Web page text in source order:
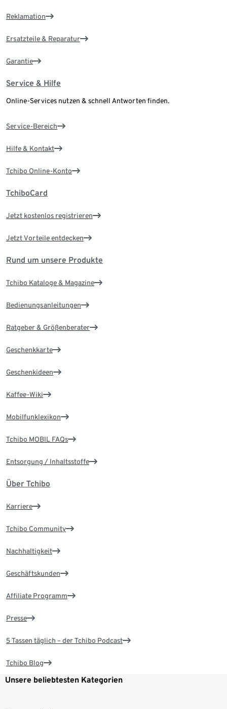
Reklamation
Ersatzteile & Reparatur
Garantie
Service & Hilfe
Online-Services nutzen & schnell Antworten finden.
Service-Bereich
Hilfe & Kontakt
Tchibo Online-Konto
TchiboCard
Jetzt kostenlos registrieren
Jetzt Vorteile entdecken
Rund um unsere Produkte
Tchibo Kataloge & Magazine
Bedienungsanleitungen
Ratgeber & Größenberater
Geschenkkarte
Geschenkideen
Kaffee-Wiki
Mobilfunklexikon
Tchibo MOBIL FAQs
Entsorgung / Inhaltsstoffe
Über Tchibo
Karriere
Tchibo Community
Nachhaltigkeit
Geschäftskunden
Affiliate Programm
Presse
5 Tassen täglich – der Tchibo Podcast
Tchibo Blog
Unsere beliebtesten Kategorien